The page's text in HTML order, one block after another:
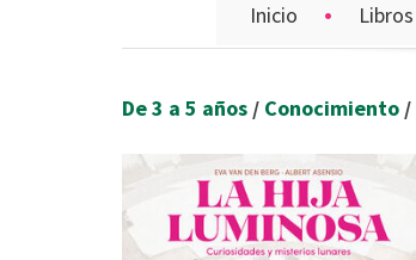
Inicio Libros
De 3 a 5 años / Conocimiento /